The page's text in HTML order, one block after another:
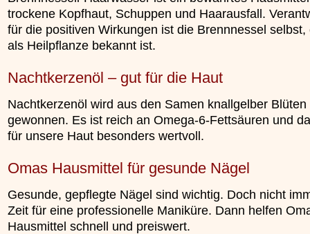
trockene Kopfhaut, Schuppen und Haarausfall.
für die positiven Wirkungen ist die Brennnessel selbst,
als Heilpflanze bekannt ist.
Nachtkerzenöl – gut für die Haut
Nachtkerzenöl wird aus den Samen knallgelber Blüten
gewonnen. Es ist reich an Omega-6-Fettsäuren und
für unsere Haut besonders wertvoll.
Omas Hausmittel für gesunde Nägel
Gesunde, gepflegte Nägel sind wichtig. Doch nicht
Zeit für eine professionelle Maniküre. Dann helfen
Hausmittel schnell und preiswert.